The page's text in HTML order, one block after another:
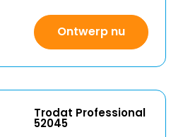
Ontwerp nu
Trodat Professional
52045